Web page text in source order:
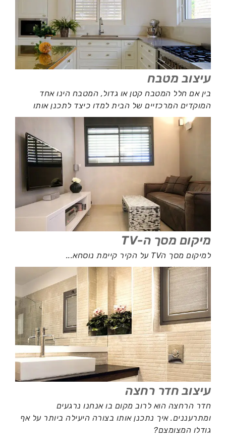
עיצוב מטבח
בין אם חלל המטבח קטן או גדול, המטבח הינו אחד
המוקדים המרכזיים של הבית למדו כיצד לתכנן אותו
מיקום מסך ה-TV
למיקום מסך הTV על הקיר קיימת נוסחא...
עיצוב חדר רחצה
חדר הרחצה הוא לרוב מקום בו אנחנו נרגעים
ומתרעננים. איך נתכנן אותו בצורה היעילה ביותר על אף
גודלו המצומצם?